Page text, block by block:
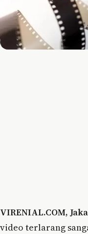
VIRENIAL.COM,
video terlarang